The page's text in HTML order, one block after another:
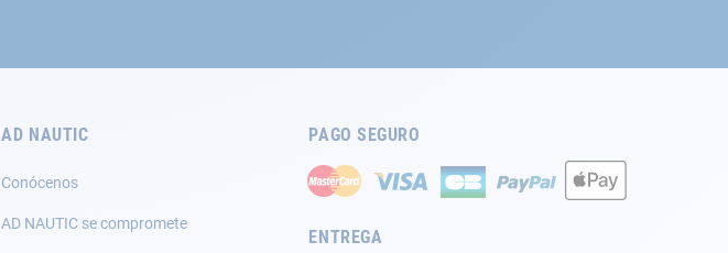
AD NAUTIC
Conócenos
AD NAUTIC se compromete
PAGO SEGURO
ENTREGA